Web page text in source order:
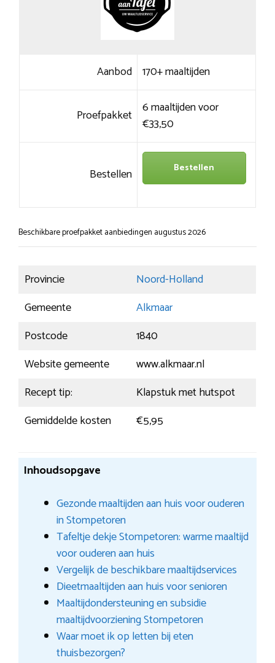
Aanbod 170+ maaltijden
Proefpakket 6 maaltijden voor
€33,50
Bestellen Bestellen
Beschikbare proefpakket aanbiedingen augustus 2026
Provincie
Noord-Holland
Gemeente
Alkmaar
Postcode
1840
Website gemeente
www.alkmaar.nl
Recept tip:
Klapstuk met hutspot
Gemiddelde kosten
€5,95
Inhoudsopgave
Gezonde maaltijden aan huis voor ouderen
in Stompetoren
Tafeltje dekje Stompetoren: warme maaltijd
voor ouderen aan huis
Vergelijk de beschikbare maaltijdservices
Dieetmaaltijden aan huis voor senioren
Maaltijdondersteuning en subsidie
maaltijdvoorziening Stompetoren
Waar moet ik op letten bij eten
thuisbezorgen?